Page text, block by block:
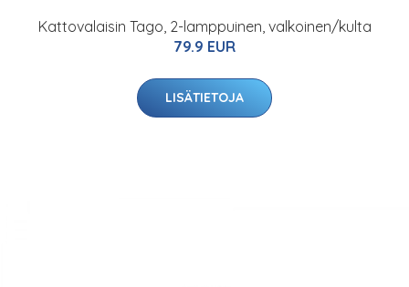
Kattovalaisin Tago, 2-lamppuinen, valkoinen/kulta
79.9 EUR
LISÄTIETOJA